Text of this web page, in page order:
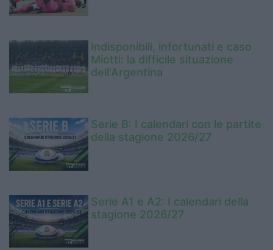
Indisponibili, infortunati e caso
Miotti: la difficile situazione
dell'Argentina
Serie B: I calendari con le partite
della stagione 2026/27
Serie A1 e A2: I calendari della
stagione 2026/27